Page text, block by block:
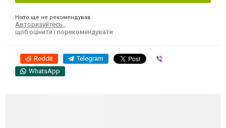
Ніхто ще не рекомендував
Авторизуйтесь
щоб оцінити і порекомендувати
Reddit Telegram
WhatsApp